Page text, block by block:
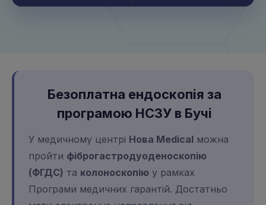
Безоплатна ендоскопія за
програмою НСЗУ в Бучі
У медичному центрі Нова Medical можна
пройти фіброгастродуоденоскопію
(ФГДС) та колоноскопію у рамках
Програми медичних гарантій. Достатньо